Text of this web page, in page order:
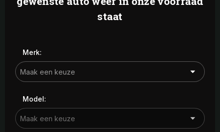
staat
Merk:
Model: